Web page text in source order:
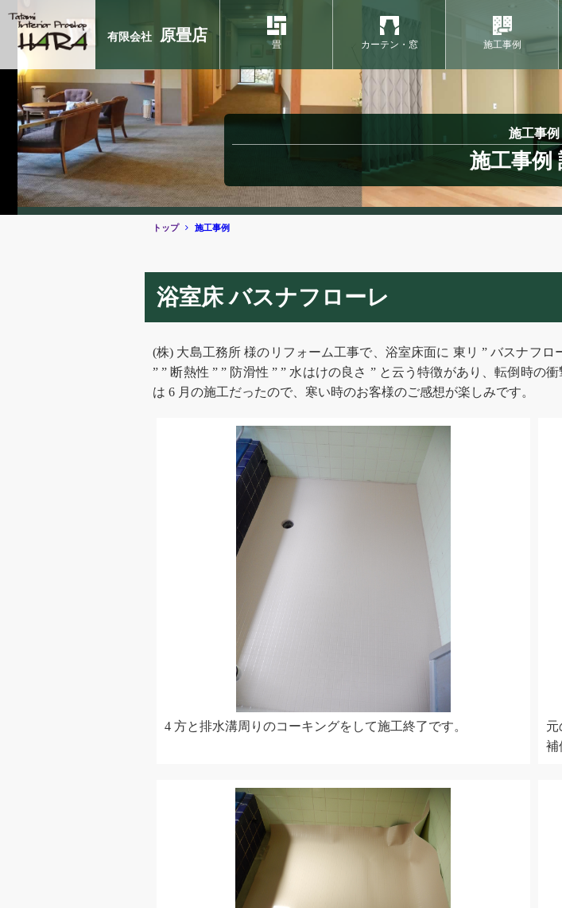
有限会社 原畳店
畳 カーテン・窓 施工事例
施工事例
施工事例
トップ 施工事例
浴室床 バスナフローレ
(株) 大島工務所 様のリフォーム工事で、浴室床面に 東リ ” バスナフ
” ” 断熱性 ” ” 防滑性 ” ” 水はけの良さ ” と云う特徴があり、転倒時の
は 6 月の施工だったので、寒い時のお客様のご感想が楽しみです。
4 方と排水溝周りのコーキングをして施工終了です。
元
補